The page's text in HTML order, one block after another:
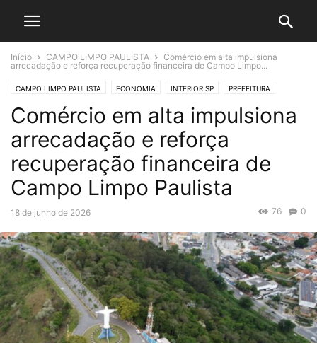
Início CAMPO LIMPO PAULISTA
Comércio em alta impulsiona
arrecadação e reforça recuperação financeira de Campo Limpo...
CAMPO LIMPO PAULISTA ECONOMIA INTERIOR SP PREFEITURA
Comércio em alta impulsiona
arrecadação e reforça
recuperação financeira de
Campo Limpo Paulista
18 de junho de 2026 0
76